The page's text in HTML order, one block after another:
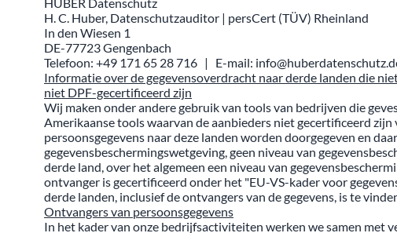
H. C. Huber, Datenschutzauditor | persCert (TÜV) Rheinland
In den Wiesen 1
DE-77723 Gengenbach
Telefoon: +49 171 65 28 716 | E-mail:
Informatie over de gegevensoverdracht naar derde landen die
niet DPF-gecertificeerd zijn
Wij maken onder andere gebruik van tools van bedrijven die
Amerikaanse tools waarvan de aanbieders niet gecertificeerd
persoonsgegevens naar deze landen worden doorgegeven en
gegevensbeschermingswetgeving, geen niveau van
derde land, over het algemeen een niveau van
ontvanger is gecertificeerd onder het "EU-VS-kader voor
derde landen, inclusief de ontvangers van de gegevens, is te
Ontvangers van persoonsgegevens
In het kader van onze bedrijfsactiviteiten werken we samen met